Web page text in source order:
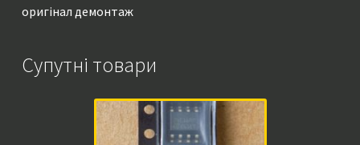
оригінал демонтаж
Супутні товари